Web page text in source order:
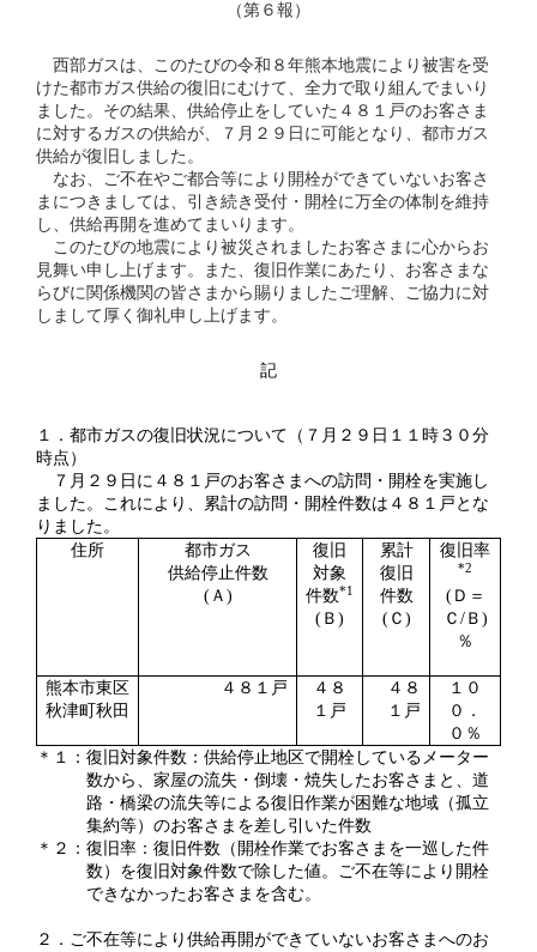
（第６報）
西部ガスは、このたびの令和８年熊本地震により被害を受
けた都市ガス供給の復旧にむけて、全力で取り組んでまいり
ました。その結果、供給停止をしていた４８１戸のお客さま
に対するガスの供給が、７月２９日に可能となり、都市ガス
供給が復旧しました。
なお、ご不在やご都合等により開栓ができていないお客さ
まにつきましては、引き続き受付・開栓に万全の体制を維持
し、供給再開を進めてまいります。
このたびの地震により被災されましたお客さまに心からお
見舞い申し上げます。また、復旧作業にあたり、お客さまな
らびに関係機関の皆さまから賜りましたご理解、ご協力に対
しまして厚く御礼申し上げます。
記
１．都市ガスの復旧状況について（７月２９日１１時３０分
時点）
７月２９日に４８１戸のお客さまへの訪問・開栓を実施し
ました。これにより、累計の訪問・開栓件数は４８１戸とな
りました。
住所
都市ガス
供給停止件数
(Ａ)
復旧
対象
件数*1
( Ｂ)
累計
復旧
件数
(Ｃ)
復旧率
*2
(Ｄ＝
Ｃ/Ｂ)
％
熊本市東区
秋津町秋田
４８１戸
４８
１戸
４８
１戸
１０
０．
０％
＊１：復旧対象件数：供給停止地区で開栓しているメーター
数から、家屋の流失・倒壊・焼失したお客さまと、道
路・橋梁の流失等による復旧作業が困難な地域（孤立
集約等）のお客さまを差し引いた件数
＊２：復旧率：復旧件数（開栓作業でお客さまを一巡した件
数）を復旧対象件数で除した値。ご不在等により開栓
できなかったお客さまを含む。
２．ご不在等により供給再開ができていないお客さまへのお